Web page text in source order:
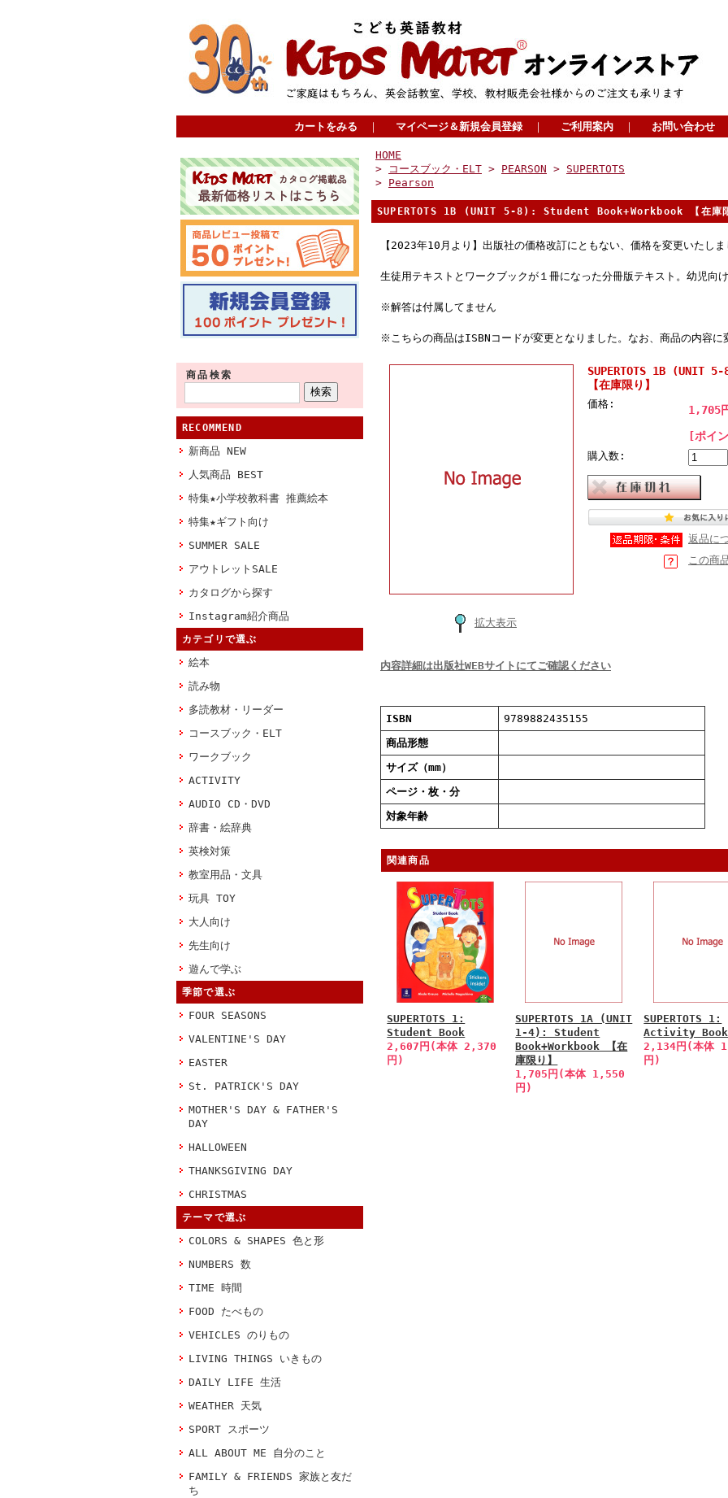
カートをみる ｜ マイページ＆新規会員登録 ｜ ご利用案内 ｜ お問い合わせ
商品検索
RECOMMEND
新商品 NEW
人気商品 BEST
特集★小学校教科書 推薦絵本
特集★ギフト向け
SUMMER SALE
アウトレットSALE
カタログから探す
Instagram紹介商品
カテゴリで選ぶ
絵本
読み物
多読教材・リーダー
コースブック・ELT
ワークブック
ACTIVITY
AUDIO CD・DVD
辞書・絵辞典
英検対策
教室用品・文具
玩具 TOY
大人向け
先生向け
遊んで学ぶ
季節で選ぶ
FOUR SEASONS
VALENTINE'S DAY
EASTER
St. PATRICK'S DAY
MOTHER'S DAY & FATHER'S
DAY
HALLOWEEN
THANKSGIVING DAY
CHRISTMAS
テーマで選ぶ
COLORS & SHAPES 色と形
NUMBERS 数
TIME 時間
FOOD たべもの
VEHICLES のりもの
LIVING THINGS いきもの
DAILY LIFE 生活
WEATHER 天気
SPORT スポーツ
ALL ABOUT ME 自分のこと
FAMILY & FRIENDS 家族と友だ
ち
HOME
>
コースブック・ELT > PEARSON > SUPERTOTS
> Pearson
SUPERTOTS 1B (UNIT 5-8): Student Book+Workbook 【在庫限
【2023年10月より】出版社の価格改訂にともない、価格を変更いたしま
生徒用テキストとワークブックが１冊になった分冊版テキスト。幼児向
※解答は付属してません
※こちらの商品はISBNコードが変更となりました。なお、商品の内容に
拡大表示
SUPERTOTS 1B (UNIT
【在庫限り】
価格:
1,705
[ポイ
購入数:
返品に
この商
内容詳細は出版社WEBサイトにてご確認ください
ISBN
9789882435155
商品形態
サイズ（mm）
ページ・枚・分
対象年齢
関連商品
SUPERTOTS 1:
Student Book
2,607円(本体 2,370
円)
SUPERTOTS 1A (UNIT
1-4): Student
Book+Workbook 【在
庫限り】
1,705円(本体 1,550
円)
SUPERTOTS 1:
Activity Book
2,134円(本体
円)